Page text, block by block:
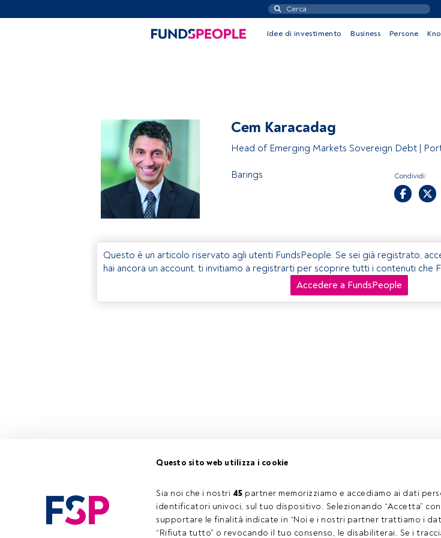
Questo sito web utilizza i cookie
Sia noi che i nostri 45 partner memorizziamo e accediamo ai dati
identificatori univoci, sul tuo dispositivo. Selezionando “Accetta”
supportare le finalità indicate in “Noi e i nostri partner trattiamo i
“Rifiuta tutto” o revocando il tuo consenso, le disabiliterai. Se i
Idee di investimento Business Persone
Cem Karacadag
Head of Emerging Markets Sovereign Debt |
Barings Condividi:
Questo è un articolo riservato agli utenti FundsPeople. Se sei già registrato,
hai ancora un account, ti invitiamo a registrarti per scoprire tutti i contenuti che
Accedere a FundsPeople